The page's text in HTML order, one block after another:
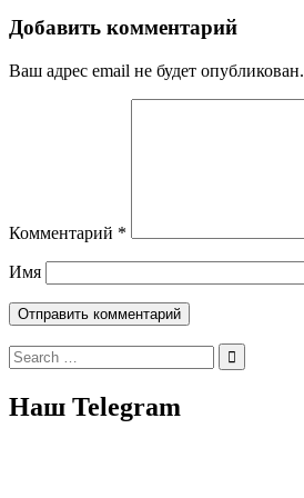
Добавить комментарий
Ваш адрес email не будет опубликован.
Комментарий *
Имя
Search
for:
Наш Telegram